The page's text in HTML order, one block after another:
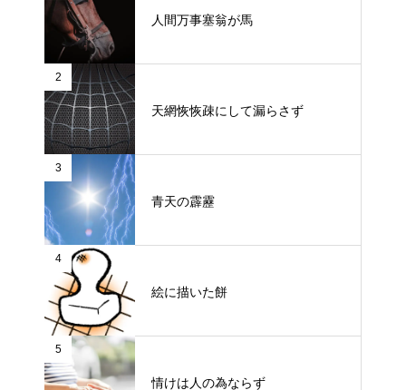
人間万事塞翁が馬
2
天網恢恢疎にして漏らさず
3
青天の霹靂
4
絵に描いた餅
5
情けは人の為ならず